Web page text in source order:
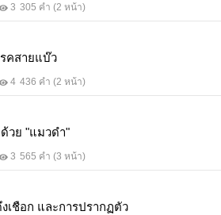
3 305 คำ (2 หน้า)
รรคสายแบ๊ว
4 436 คำ (2 หน้า)
อด้วย "แมวดำ"
3 565 คำ (3 หน้า)
นดึงเชือก และการปรากฏตัว